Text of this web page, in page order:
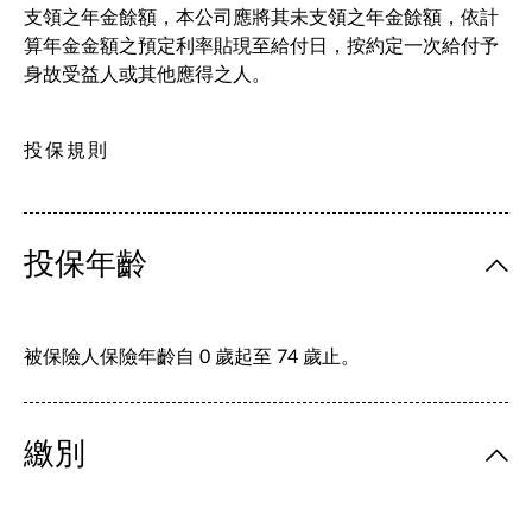
支領之年金餘額，本公司應將其未支領之年金餘額，依計
算年金金額之預定利率貼現至給付日，按約定一次給付予
身故受益人或其他應得之人。
投保規則
投保年齡
被保險人保險年齡自 0 歲起至 74 歲止。
繳別